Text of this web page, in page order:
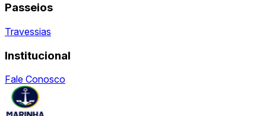
Passeios
Travessias
Institucional
Fale Conosco